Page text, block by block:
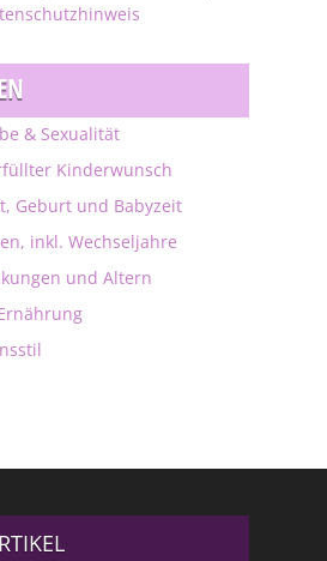
& Sexualität
Kinderwunsch
Geburt und Babyzeit
inkl. Wechseljahre
und Altern